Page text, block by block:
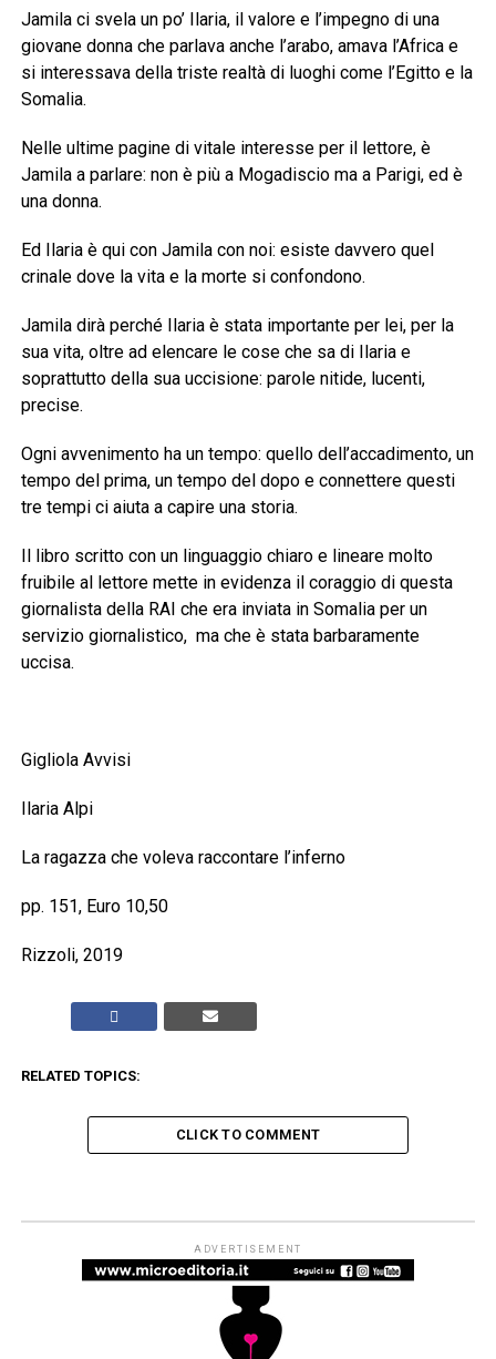
Jamila ci svela un po’ Ilaria, il valore e l’impegno di una
giovane donna che parlava anche l’arabo, amava l’Africa e
si interessava della triste realtà di luoghi come l’Egitto e la
Somalia.
Nelle ultime pagine di vitale interesse per il lettore, è
Jamila a parlare: non è più a Mogadiscio ma a Parigi, ed è
una donna.
Ed Ilaria è qui con Jamila con noi: esiste davvero quel
crinale dove la vita e la morte si confondono.
Jamila dirà perché Ilaria è stata importante per lei, per la
sua vita, oltre ad elencare le cose che sa di Ilaria e
soprattutto della sua uccisione: parole nitide, lucenti,
precise.
Ogni avvenimento ha un tempo: quello dell’accadimento, un
tempo del prima, un tempo del dopo e connettere questi
tre tempi ci aiuta a capire una storia.
Il libro scritto con un linguaggio chiaro e lineare molto
fruibile al lettore mette in evidenza il coraggio di questa
giornalista della RAI che era inviata in Somalia per un
servizio giornalistico, ma che è stata barbaramente
uccisa.
Gigliola Avvisi
Ilaria Alpi
La ragazza che voleva raccontare l’inferno
pp. 151, Euro 10,50
Rizzoli, 2019
RELATED TOPICS:
CLICK TO COMMENT
INCHIESTE
Marta Russo, mia sorella